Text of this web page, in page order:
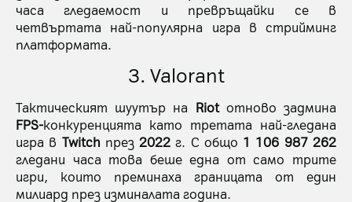
часа гледаемост и превръщайки се в
четвъртата най-популярна игра в стрийминг
платформата.
3. Valorant
Тактическият шуутър на Riotотново задмина
FPS-конкуренцията като третата най-гледана
игра в Twitch през2022 г. С общо 1 106 987 262
гледани часа това беше една от само трите
игри, които преминаха границата от един
милиард през изминалата година.